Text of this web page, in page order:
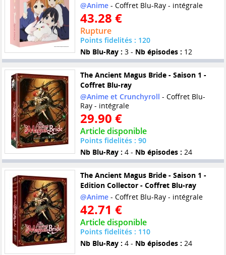
@Anime- Coffret Blu-Ray - intégrale
43.28 €
Rupture
Points fidelités : 120
Nb Blu-Ray : 3 - Nb épisodes : 12
The Ancient Magus Bride - Saison 1 -
Coffret Blu-ray
@Anime et Crunchyroll - Coffret Blu-
Ray - intégrale
29.90 €
Article disponible
Points fidelités : 90
Nb Blu-Ray : 4 - Nb épisodes : 24
The Ancient Magus Bride - Saison 1 -
Edition Collector - Coffret Blu-ray
@Anime- Coffret Blu-Ray - intégrale
42.71 €
Article disponible
Points fidelités : 110
Nb Blu-Ray : 4 - Nb épisodes : 24